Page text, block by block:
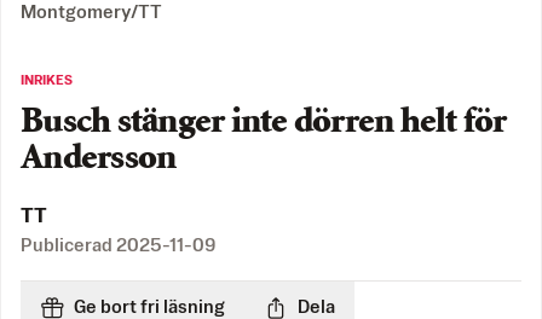
Montgomery/TT
INRIKES
Busch stänger inte dörren helt för
Andersson
TT
Publicerad 2025-11-09
Ge bort fri läsning Dela